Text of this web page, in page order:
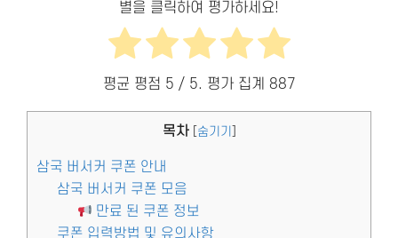
별을 클릭하여 평가하세요!
평균 평점 5 / 5. 평가 집계 887
목차 숨기기
삼국 버서커 쿠폰 안내
삼국 버서커 쿠폰 모음
만료 된 쿠폰 정보
쿠폰 입력방법 및 유의사항